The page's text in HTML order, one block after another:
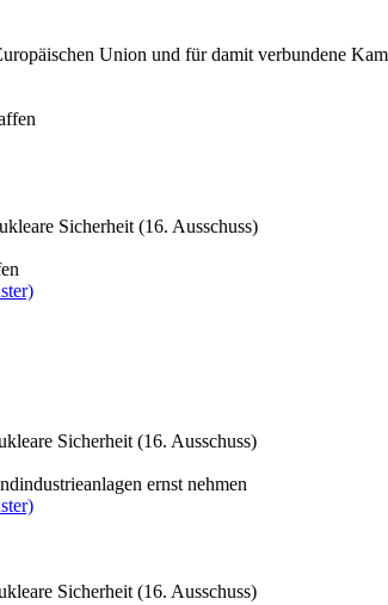
Union und für damit verbundene
Sicherheit (16. Ausschuss)
Sicherheit (16. Ausschuss)
ernst nehmen
Sicherheit (16. Ausschuss)